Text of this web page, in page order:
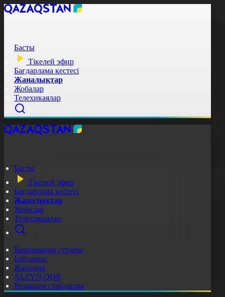
Басты
Тікелей эфир
Бағдарлама кестесі
Жаңалықтар
Жобалар
Телехикаялар
Басты
Тікелей эфир
Бағдарлама кестесі
Жаңалықтар
Жобалар
Телехикаялар
Корпорация туралы
Байланыс
Жарнама
ALTYN QOR
Редакция стандарты